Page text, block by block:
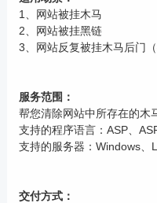
1、网站被挂木马
2、网站被挂黑链
3、网站反复被挂木马后门
服务范围：
帮您清除网站中所存在的木
支持的程序语言：ASP、
支持的服务器：Windows、
交付方式：